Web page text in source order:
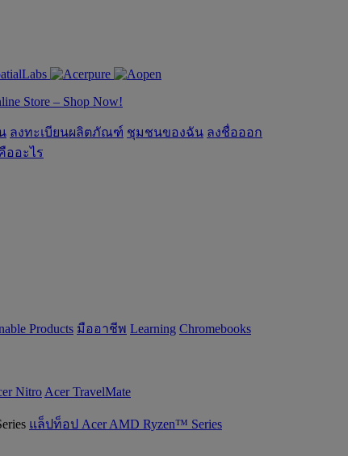
Store – Shop Now!
ลงทะเบียนผลิตภัณฑ์ ชุมชนของฉัน ลงชื่อออก
ออะไร
Products มืออาชีพ ‌Learning Chromebooks
Nitro Acer TravelMate
แล็ปท็อป Acer AMD Ryzen™ Series